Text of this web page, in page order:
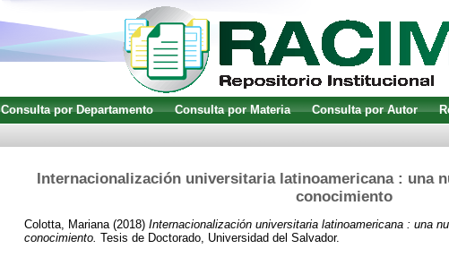
Consulta por Departamento Consulta por Materia Consulta por Autor
Internacionalización universitaria latinoamericana : una
conocimiento
Colotta, Mariana (2018) Internacionalización universitaria latinoamericana : una
conocimiento. Tesis de Doctorado, Universidad del Salvador.